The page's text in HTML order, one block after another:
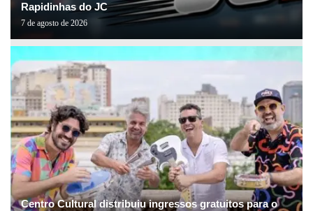
Rapidinhas do JC
7 de agosto de 2026
Centro Cultural distribuiu ingressos gratuitos para o